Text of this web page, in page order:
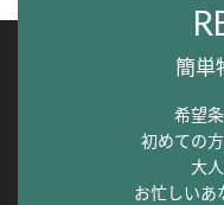
簡単
希望
初めての
大
お忙しいあ